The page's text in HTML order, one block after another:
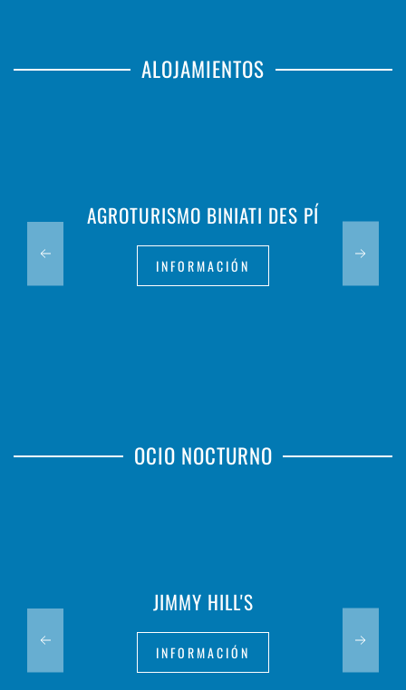
ALOJAMIENTOS
AGROTURISMO BINIATI DES PÍ
INFORMACIÓN
OCIO NOCTURNO
JIMMY HILL'S
INFORMACIÓN